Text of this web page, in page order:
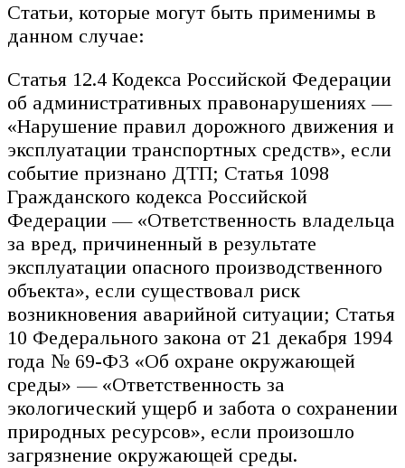
Статьи, которые могут быть применимы в
данном случае:
Статья 12.4 Кодекса Российской Федерации
об административных правонарушениях —
«Нарушение правил дорожного движения и
эксплуатации транспортных средств», если
событие признано ДТП; Статья 1098
Гражданского кодекса Российской
Федерации — «Ответственность владельца
за вред, причиненный в результате
эксплуатации опасного производственного
объекта», если существовал риск
возникновения аварийной ситуации; Статья
10 Федерального закона от 21 декабря 1994
года № 69-ФЗ «Об охране окружающей
среды» — «Ответственность за
экологический ущерб и забота о сохранении
природных ресурсов», если произошло
загрязнение окружающей среды.